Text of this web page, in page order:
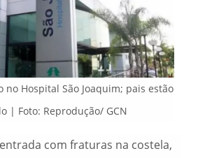
no Hospital São Joaquim; pais estão
| Foto: Reprodução/ GCN
com fraturas na costela,